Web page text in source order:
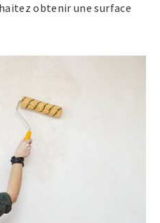
obtenir une surface